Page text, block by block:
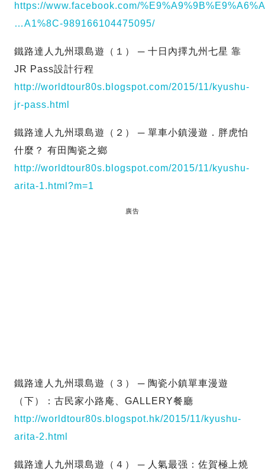
https://www.facebook.com/
…A1%8C-989166104475095/
鐵路達人九州環島遊（１） ─ 十日內擇九州七星 靠
JR Pass設計行程
http://worldtour80s.blogspot.com/2015/11/kyushu-
jr-pass.html
鐵路達人九州環島遊（２） ─ 單車小鎮漫遊．胖虎怕
什麼？ 有田陶瓷之鄉
http://worldtour80s.blogspot.com/2015/11/kyushu-
arita-1.html?m=1
廣告
鐵路達人九州環島遊（３） ─ 陶瓷小鎮單車漫遊
（下）：古民家小路庵、GALLERY餐廳
http://worldtour80s.blogspot.hk/2015/11/kyushu-
arita-2.html
鐵路達人九州環島遊（４） ─ 人氣最强：佐賀極上燒